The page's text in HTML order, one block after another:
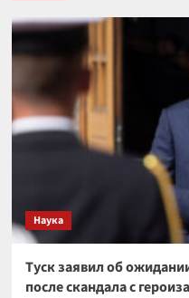
Наука
Туск заявил об
после скандала с